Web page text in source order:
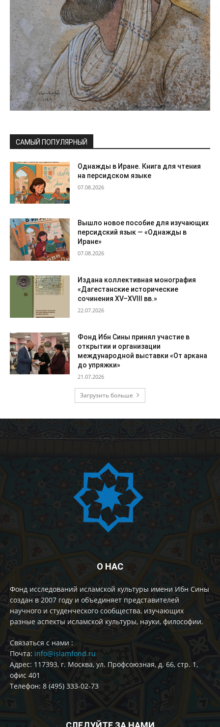
САМЫЙ ПОПУЛЯРНЫЙ
Однажды в Иране. Книга для чтения
на персидском языке
07.08.2026
Вышло новое пособие для изучающих
персидский язык — «Однажды в
Иране»
07.08.2026
Издана коллективная монография
«Дагестанские исторические
сочинения XV–XVIII вв.»
22.07.2026
Фонд Ибн Сины принял участие в
открытии и организации
международной выставки «От аркана
до упряжки»
21.07.2026
Загрузить больше
О НАС
Фонд исследований исламской культуры имени Ибн Сины
создан в 2007 году и объединяет представителей
научного и студенческого сообщества, изучающих
разные аспекты исламской культуры, науки, философии.
Cвязаться с нами :
Почта: info@islamfond.ru
Адрес: 117393, г. Москва, ул. Профсоюзная, д. 66, стр. 1,
офис 401
Телефон: 8 (495) 333-02-73